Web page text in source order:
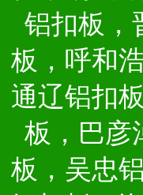
铝扣板，
板，呼和
通辽铝扣
板，巴彦
板，吴忠